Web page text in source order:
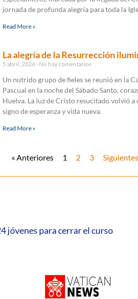
jornada de profunda alegría para toda la
Read More »
La alegría de la Resurrección
5 abril, 2026 No hay comentarios
Un nutrido grupo de fieles se reunió en la
Pascual en la noche del Sábado Santo,
Huelva. La luz de Cristo resucitado volvió
signo de esperanza y vida nueva.
Read More »
« Anteriores 1 2 3
jóvenes para cerrar el curso